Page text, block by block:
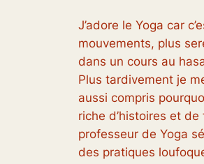
J’adore le Yoga car
mouvements, plus
dans un cours au
Plus tardivement je
aussi compris
riche d’histoires et
professeur de Yoga
des pratiques